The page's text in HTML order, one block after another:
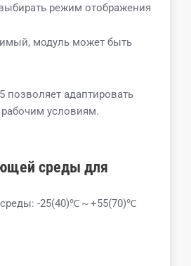
режим отображения
модуль может быть
позволяет адаптировать
условиям.
среды для
среды: -25(40)℃～+55(70)℃